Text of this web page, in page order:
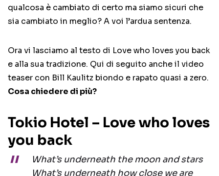
qualcosa è cambiato di certo ma siamo sicuri che
sia cambiato in meglio? A voi l’ardua sentenza.
Ora vi lasciamo al testo di Love who loves you back
e alla sua tradizione. Qui di seguito anche il video
teaser con Bill Kaulitz biondo e rapato quasi a zero.
Cosa chiedere di più?
Tokio Hotel – Love who loves
you back
What’s underneath the moon and stars
What’s underneath how close we are